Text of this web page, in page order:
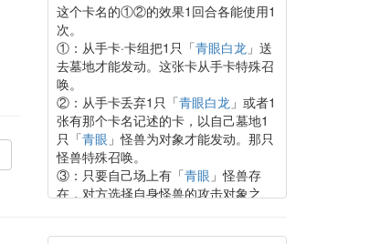
这个卡名的①②的效果1回合各能使用1
次。
①：从手卡·卡组把1只「青眼白龙 」送
去墓地才能发动。这张卡从手卡特殊召
唤。
②：从手卡丢弃1只「青眼白龙 」或者1
张有那个卡名记述的卡，以自己墓地1
只「青眼 」怪兽为对象才能发动。那只
怪兽特殊召唤。
③：只要自己场上有「青眼 」怪兽存
在，对方选择自身怪兽的攻击对象之